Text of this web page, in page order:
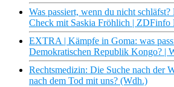
Was passiert, wenn du nicht
Check mit Saskia Fröhlich | ZDFinfo
EXTRA | Kämpfe in Goma: was
Demokratischen Republik Kongo? |
Rechtsmedizin: Die Suche nach der
nach dem Tod mit uns? (Wdh.)